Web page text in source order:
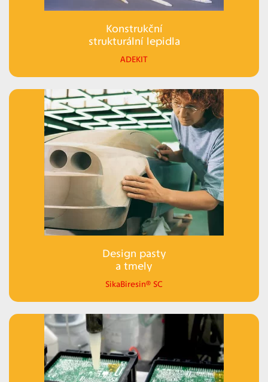
Konstrukční
strukturální lepidla
ADEKIT
Design pasty
a tmely
SikaBiresin® SC